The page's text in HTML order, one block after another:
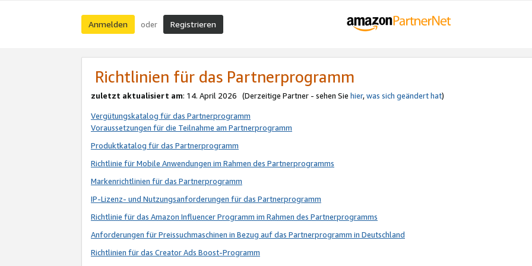
Anmelden oder Registrieren
Richtlinien für das Partnerprogramm
zuletzt aktualisiert am: 14. April 2026 (Derzeitige Partner - sehen Sie hier,was sich geändert hat)
Vergütungskatalog für das Partnerprogramm
Voraussetzungen für die Teilnahme am Partnerprogramm
Produktkatalog für das Partnerprogramm
Richtlinie für Mobile Anwendungen im Rahmen des Partnerprogramms
Markenrichtlinien für das Partnerprogramm
IP-Lizenz- und Nutzungsanforderungen für das Partnerprogramm
Richtlinie für das Amazon Influencer Programm im Rahmen des Partnerprogramms
Anforderungen für Preissuchmaschinen in Bezug auf das Partnerprogramm in Deutschland
Richtlinien für das Creator Ads Boost-Programm